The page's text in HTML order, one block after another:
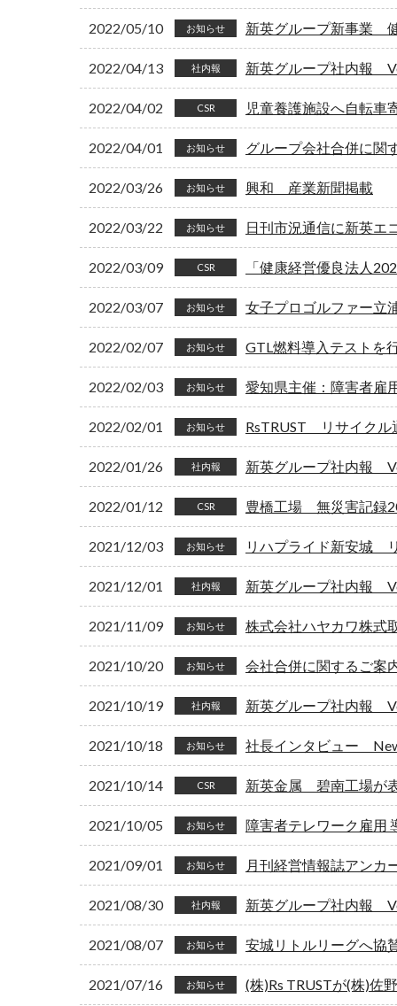
2022/05/10 お知らせ 新英グループ新事業
2022/04/13 社内報 新英グループ社内報
2022/04/02 CSR 児童養護施設へ自転車
2022/04/01 お知らせ グループ会社合併に関
2022/03/26 お知らせ 興和 産業新聞掲載
2022/03/22 お知らせ 日刊市況通信に新英エ
2022/03/09 CSR 「健康経営優良法人
2022/03/07 お知らせ 女子プロゴルファー立
2022/02/07 お知らせ GTL燃料導入テストを
2022/02/03 お知らせ 愛知県主催：障害者雇
2022/02/01 お知らせ RsTRUST リサイクル
2022/01/26 社内報 新英グループ社内報
2022/01/12 CSR 豊橋工場 無災害記録
2021/12/03 お知らせ リハプライド新安城
2021/12/01 社内報 新英グループ社内報
2021/11/09 お知らせ 株式会社ハヤカワ株式
2021/10/20 お知らせ 会社合併に関するご案
2021/10/19 社内報 新英グループ社内報
2021/10/18 お知らせ 社長インタビュー
2021/10/14 CSR 新英金属 碧南工場が
2021/10/05 お知らせ 障害者テレワーク雇用
2021/09/01 お知らせ 月刊経営情報誌アンカ
2021/08/30 社内報 新英グループ社内報
2021/08/07 お知らせ 安城リトルリーグへ協
2021/07/16 お知らせ (株)Rs TRUSTが(株)佐